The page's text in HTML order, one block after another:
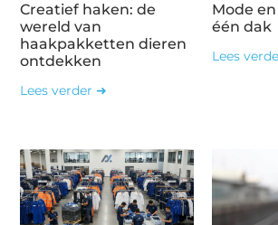
Creatief haken: de
wereld van
haakpakketten dieren
ontdekken
Lees verder ➜
Mode
één dak
Lees